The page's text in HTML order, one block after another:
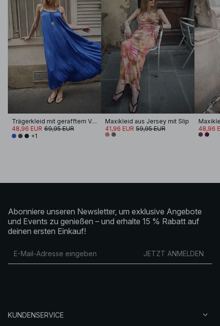
Trägerkleid mit gerafftem Volumen
48,96 EUR 69,95 EUR
+1
Maxikleid aus Jersey mit Slip
41,96 EUR 59,95 EUR 48,96
Abonniere unseren Newsletter, um exklusive Angebote
und Events zu genießen – und erhalte 15 % Rabatt auf
deinen ersten Einkauf!
JETZT ANMELDEN
KUNDENSERVICE